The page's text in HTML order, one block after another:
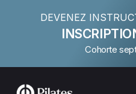
DEVENEZ
Cohorte